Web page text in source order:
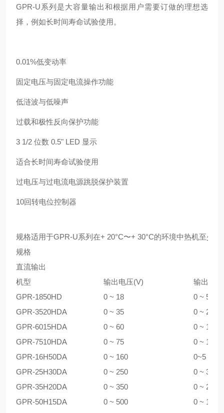
GPR-U系列是大容量输出和根据用户需要订做的理想选
择，例如长时间寿命试验使用。
0.01%低变动率
固定电压与固定电流操作功能
低涟波与低噪声
过载和极性反向保护功能
3 1/2 位数 0.5" LED 显示
适合长时间寿命试验使用
过电压与过电流电源跳脱保护装置
10回转电位控制器
规格适用于GPR-U系列在+ 20°C〜+ 30°C的环境中热机至少
规格
直流输出
机型
输出电压(V)
输出电
GPR-1850HD
0 ~ 18
0 ~ 50
GPR-3520HDA
0 ~ 35
0 ~ 20
GPR-6015HDA
0 ~ 60
0 ~ 15
GPR-7510HDA
0 ~ 75
0 ~ 10
GPR-16H50DA
0 ~ 160
0~5
GPR-25H30DA
0 ~ 250
0 ~ 3
GPR-35H20DA
0 ~ 350
0 ~ 2
GPR-50H15DA
0 ~ 500
0 ~ 1.5